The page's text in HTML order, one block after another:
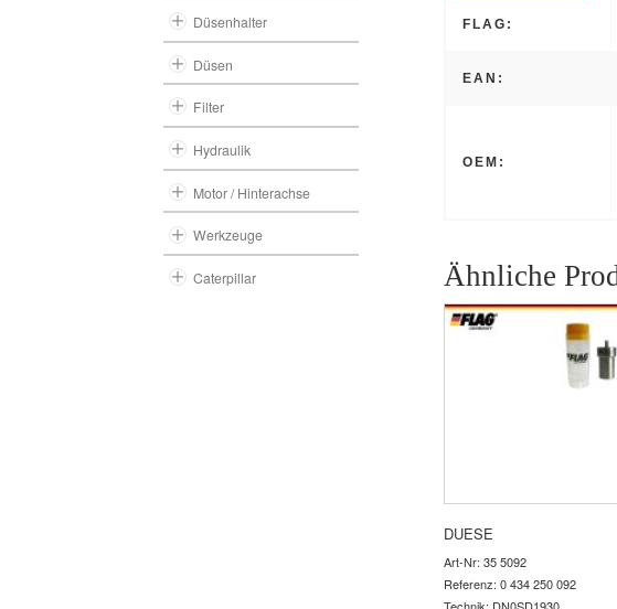
FLAG:
EAN:
OEM:
Ähnliche
DUESE
Art-Nr: 35 5092
Referenz: 0 434 250 092
Technik: DN0SD1930
Düsenhalter
Düsen
Filter
Hydraulik
Motor / Hinterachse
Werkzeuge
Caterpillar